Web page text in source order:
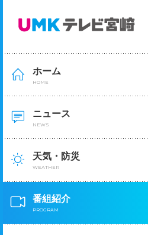
ホーム
HOME
ニュース
NEWS
天気・防災
WEATHER
番組紹介
PROGRAM